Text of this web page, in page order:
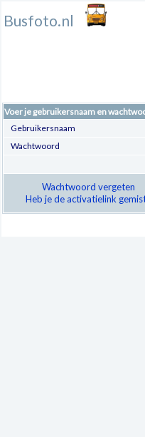
Busfoto.nl
Voer je gebruikersnaam en
Gebruikersnaam
Wachtwoord
Wachtwoord vergeten
Heb je de activatielink